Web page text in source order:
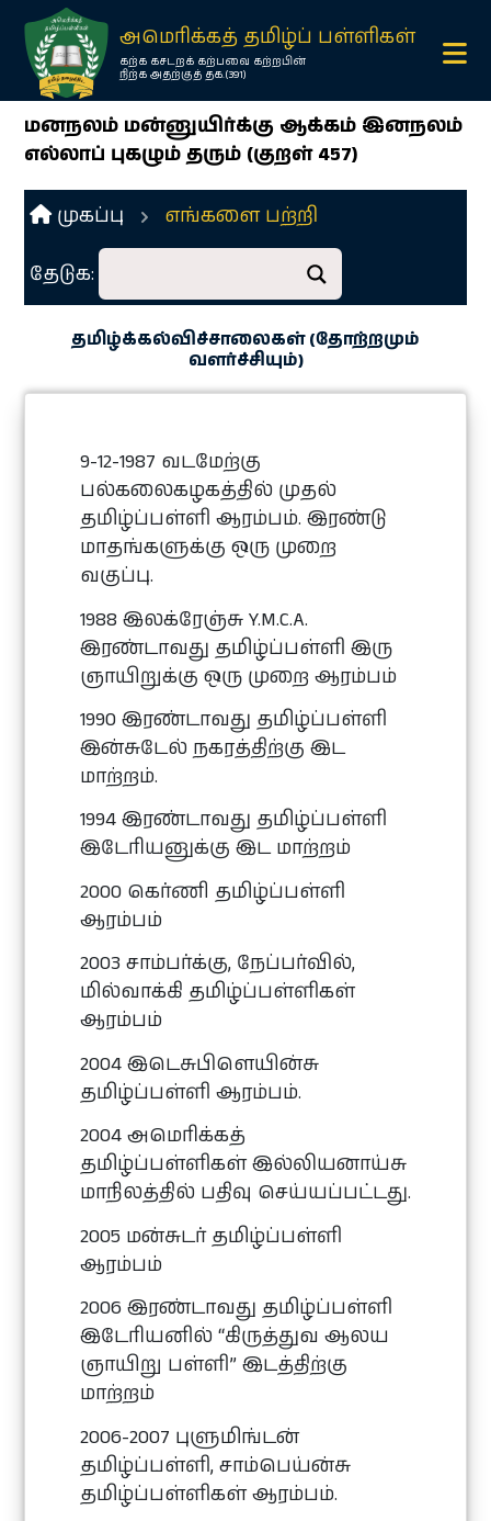
அமெரிக்கத் தமிழ்ப் பள்ளிகள்
கற்க கசடறக் கற்பவை கற்றபின்
நிற்க அதற்குத் தக.(391)
×
மனநலம் மன்னுயிர்க்கு ஆக்கம் இனநலம்
எல்லாப் புகழும் தரும் (குறள் 457)
முகப்பு எங்களை பற்றி
தேடுக:
தமிழ்க்கல்விச்சாலைகள் (தோற்றமும்
வளர்ச்சியும்)
9-12-1987 வடமேற்கு
பல்கலைகழகத்தில் முதல்
தமிழ்ப்பள்ளி ஆரம்பம். இரண்டு
மாதங்களுக்கு ஒரு முறை
வகுப்பு.
1988 இலக்ரேஞ்சு Y.M.C.A.
இரண்டாவது தமிழ்ப்பள்ளி இரு
ஞாயிறுக்கு ஒரு முறை ஆரம்பம்
1990 இரண்டாவது தமிழ்ப்பள்ளி
இன்சுடேல் நகரத்திற்கு இட
மாற்றம்.
1994 இரண்டாவது தமிழ்ப்பள்ளி
இடேரியனுக்கு இட மாற்றம்
2000 கெர்ணி தமிழ்ப்பள்ளி
ஆரம்பம்
2003 சாம்பர்க்கு, நேப்பர்வில்,
மில்வாக்கி தமிழ்ப்பள்ளிகள்
ஆரம்பம்
2004 இடெசுபிளெயின்சு
தமிழ்ப்பள்ளி ஆரம்பம்.
2004 அமெரிக்கத்
தமிழ்ப்பள்ளிகள் இல்லியனாய்சு
மாநிலத்தில் பதிவு செய்யப்பட்டது.
2005 மன்சுடர் தமிழ்ப்பள்ளி
ஆரம்பம்
2006 இரண்டாவது தமிழ்ப்பள்ளி
இடேரியனில் “கிருத்துவ ஆலய
ஞாயிறு பள்ளி” இடத்திற்கு
மாற்றம்
2006-2007 புளுமிங்டன்
தமிழ்ப்பள்ளி, சாம்பெய்ன்சு
தமிழ்ப்பள்ளிகள் ஆரம்பம்.